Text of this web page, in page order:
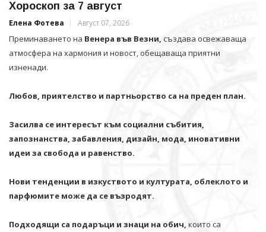
Хороскоп за 7 август
Елена Фотева Август 07, 2026
Преминаването на Венера във Везни, създава освежаваща
атмосфера на хармония и новост, обещаваща приятни
изненади.
Любов, приятелство и партньорство са на преден план.
Засилва се интересът към социални събития,
запознанства, забавления, дизайн, мода, иновативни
идеи за свобода и равенство.
Нови тенденции в изкуството и културата, облеклото и
парфюмите може да се възродят.
Подходящи са подаръци и знаци на обич, които са